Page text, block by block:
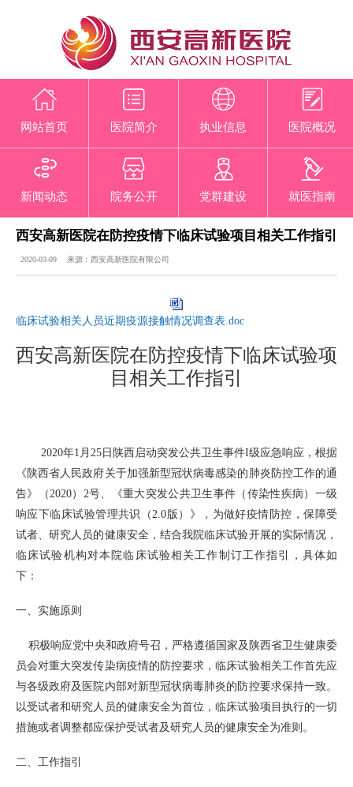
网站首页 医院简介 执业信息 医院概况
新闻动态 院务公开 党群建设 就医指南
西安高新医院在防控疫情下临床试验项目相关工作指引
2020-03-09 来源：西安高新医院有限公司
临床试验相关人员近期疫源接触情况调查表.doc
西安高新医院在防控疫情下临床试验项
目相关工作指引
2020年1月25日陕西启动突发公共卫生事件I级应急响应，根据
《陕西省人民政府关于加强新型冠状病毒感染的肺炎防控工作的通
告》（2020）2号、《重大突发公共卫生事件（传染性疾病）一级
响应下临床试验管理共识（2.0版）》，为做好疫情防控，保障受
试者、研究人员的健康安全，结合我院临床试验开展的实际情况，
临床试验机构对本院临床试验相关工作制订工作指引，具体如
下：
一、实施原则
积极响应党中央和政府号召，严格遵循国家及陕西省卫生健康委
员会对重大突发传染病疫情的防控要求，临床试验相关工作首先应
与各级政府及医院内部对新型冠状病毒肺炎的防控要求保持一致。
以受试者和研究人员的健康安全为首位，临床试验项目执行的一切
措施或者调整都应保护受试者及研究人员的健康安全为准则。
二、工作指引